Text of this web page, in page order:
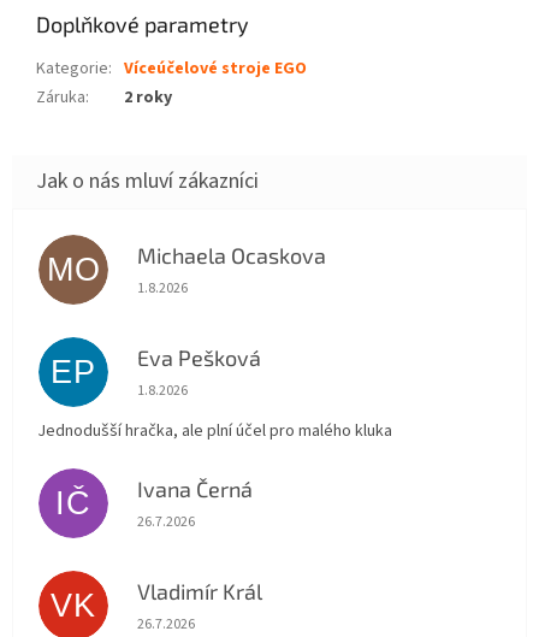
Doplňkové parametry
Kategorie: Víceúčelové stroje EGO
Záruka: 2 roky
MO Michaela Ocaskova
Hodnocení obchodu je 5 z 5 hvězdiček.
1.8.2026
EP Eva Pešková
Hodnocení obchodu je 5 z 5 hvězdiček.
1.8.2026
Jednodušší hračka, ale plní účel pro malého kluka
IČ Ivana Černá
Hodnocení obchodu je 5 z 5 hvězdiček.
26.7.2026
VK Vladimír Král
Hodnocení obchodu je 5 z 5 hvězdiček.
26.7.2026